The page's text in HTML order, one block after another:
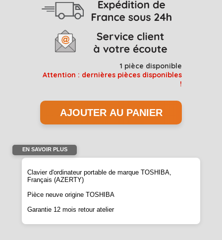
1 pièce disponible
Attention : dernières pièces disponibles
!
EN SAVOIR PLUS
Clavier d'ordinateur portable de marque TOSHIBA,
Français (AZERTY)
Pièce neuve origine TOSHIBA
Garantie 12 mois retour atelier